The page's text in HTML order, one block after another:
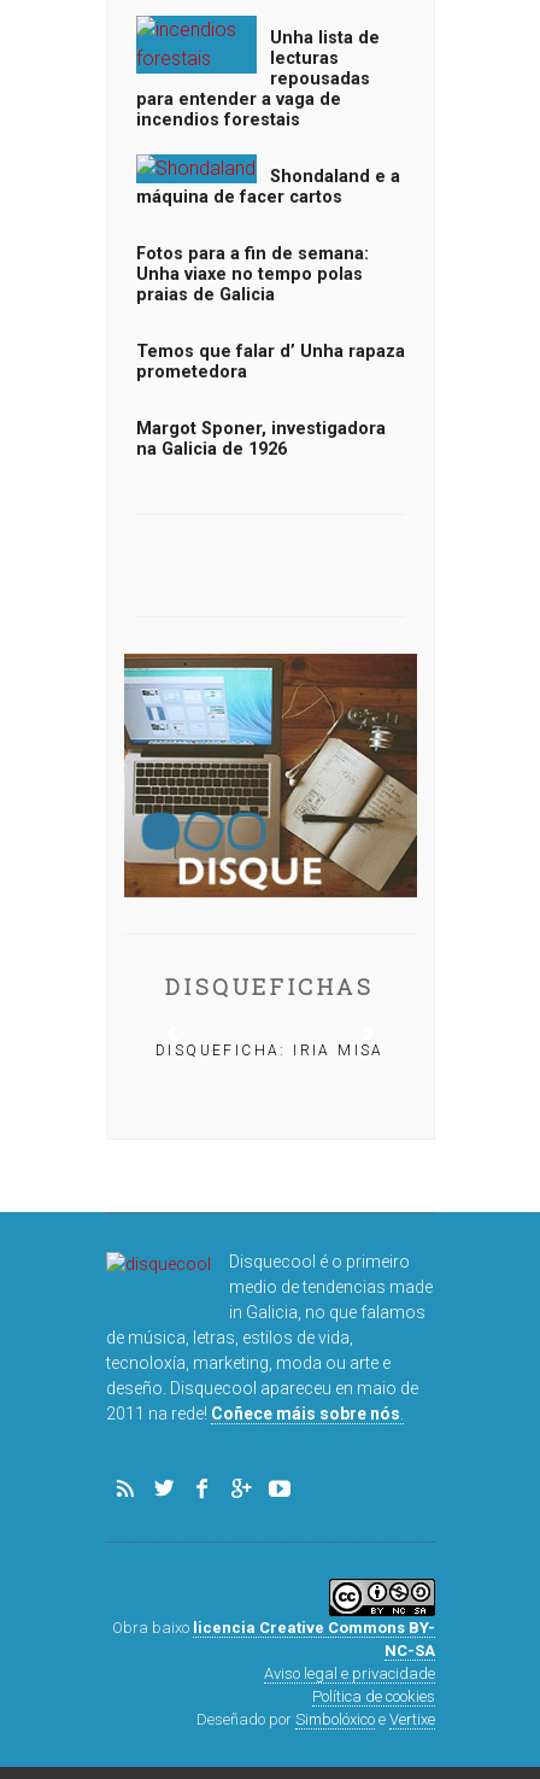
Unha lista de
lecturas
repousadas
para entender a vaga de
incendios forestais
Shondaland e a
máquina de facer cartos
Fotos para a fin de semana:
Unha viaxe no tempo polas
praias de Galicia
Temos que falar d’ Unha rapaza
prometedora
Margot Sponer, investigadora
na Galicia de 1926
DISQUEFICHAS
DISQUEFICHA: IRIA MISA
Disquecool é o primeiro
medio de tendencias made
in Galicia, no que falamos
de música, letras, estilos de vida,
tecnoloxía, marketing, moda ou arte e
deseño. Disquecool apareceu en maio de
2011 na rede! Coñece máis sobre nós
Obra baixo licencia Creative Commons BY-
NC-SA
Aviso legal e privacidade
Política de cookies
Deseñado por Simbolóxicoe Vertixe